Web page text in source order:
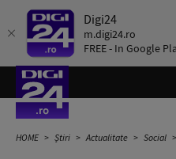
Digi24
m.digi24.ro
FREE - In Google
HOME Știri Actualitate Social